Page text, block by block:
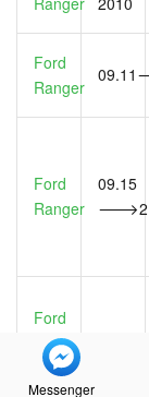
Ford
Ranger
Ford
Ranger
09.15
Ford
Ranger
Raptor
Messenger